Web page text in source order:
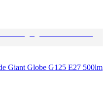
Giant Globe G125 E27 500lm